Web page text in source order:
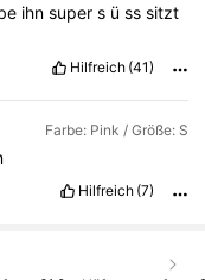
ihn super s ü ss sitzt
Hilfreich (41)
Farbe: Pink / Größe: S
Hilfreich (7)